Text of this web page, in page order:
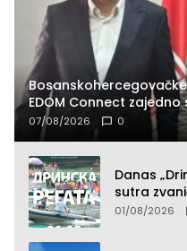
EDOM Connect
07/08/2026 0
Danas
sutra
01/08/2026